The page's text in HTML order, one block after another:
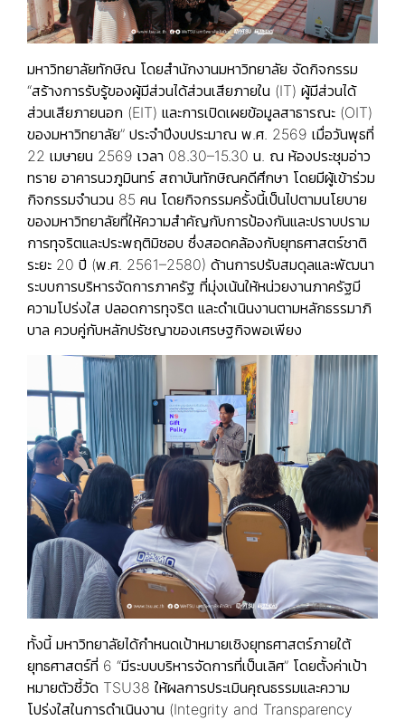
มหาวิทยาลัยทักษิณ โดยสำนักงานมหาวิทยาลัย จัดกิจกรรม
“สร้างการรับรู้ของผู้มีส่วนได้ส่วนเสียภายใน (IT) ผู้มีส่วนได้
ส่วนเสียภายนอก (EIT) และการเปิดเผยข้อมูลสาธารณะ (OIT)
ของมหาวิทยาลัย” ประจำปีงบประมาณ พ.ศ. 2569 เมื่อวันพุธที่
22 เมษายน 2569 เวลา 08.30–15.30 น. ณ ห้องประชุมอ่าว
ทราย อาคารนวภูมินทร์ สถาบันทักษิณคดีศึกษา โดยมีผู้เข้าร่วม
กิจกรรมจำนวน 85 คน โดยกิจกรรมครั้งนี้เป็นไปตามนโยบาย
ของมหาวิทยาลัยที่ให้ความสำคัญกับการป้องกันและปราบปราม
การทุจริตและประพฤติมิชอบ ซึ่งสอดคล้องกับยุทธศาสตร์ชาติ
ระยะ 20 ปี (พ.ศ. 2561–2580) ด้านการปรับสมดุลและพัฒนา
ระบบการบริหารจัดการภาครัฐ ที่มุ่งเน้นให้หน่วยงานภาครัฐมี
ความโปร่งใส ปลอดการทุจริต และดำเนินงานตามหลักธรรมาภิ
บาล ควบคู่กับหลักปรัชญาของเศรษฐกิจพอเพียง
ทั้งนี้ มหาวิทยาลัยได้กำหนดเป้าหมายเชิงยุทธศาสตร์ภายใต้
ยุทธศาสตร์ที่ 6 “มีระบบบริหารจัดการที่เป็นเลิศ” โดยตั้งค่าเป้า
หมายตัวชี้วัด TSU38 ให้ผลการประเมินคุณธรรมและความ
โปร่งใสในการดำเนินงาน (Integrity and Transparency